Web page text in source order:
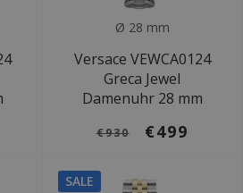
Ø 28 mm
Versace VEWCA0124
Greca Jewel
Damenuhr 28 mm
€930 €499
SALE